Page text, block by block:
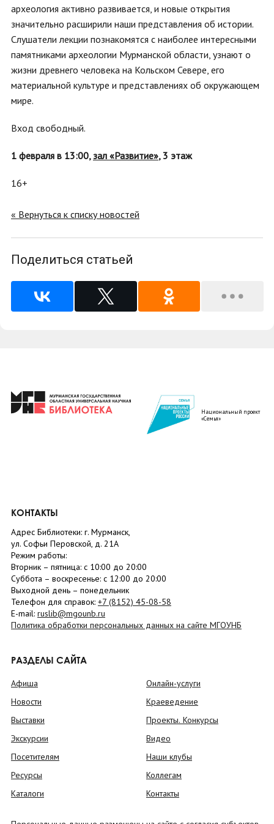
археология активно развивается, и новые открытия
значительно расширили наши представления об истории.
Слушатели лекции познакомятся с наиболее интересными
памятниками археологии Мурманской области, узнают о
жизни древнего человека на Кольском Севере, его
материальной культуре и представлениях об окружающем
мире.
Вход свободный.
1 февраля в 13:00, зал «Развитие», 3 этаж
16+
« Вернуться к списку новостей
Поделиться статьей
Национальный проект
«Семья»
КОНТАКТЫ
Адрес Библиотеки: г. Мурманск,
ул. Софьи Перовской, д. 21А
Режим работы:
Вторник – пятница: с 10:00 до 20:00
Суббота – воскресенье: c 12:00 до 20:00
Выходной день – понедельник
Телефон для справок: +7 (8152) 45-08-58
E-mail: ruslib@mgounb.ru
Политика обработки персональных данных на сайте МГОУНБ
РАЗДЕЛЫ САЙТА
Афиша
Новости
Выставки
Экскурсии
Посетителям
Ресурсы
Каталоги
Онлайн-услуги
Краеведение
Проекты. Конкурсы
Видео
Наши клубы
Коллегам
Контакты